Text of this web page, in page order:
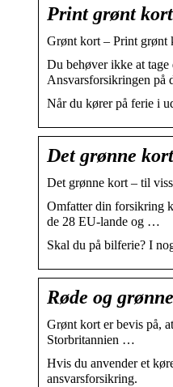
Print grønt
Grønt kort – Print grønt
Du behøver ikke at
Ansvarsforsikringen
​​Når du kører på ferie i
Det grønne
Det grønne kort – til
Omfatter din forsikring
de 28 EU-lande og …
Skal du på bilferie? I
Røde og
Grønt kort er bevis på,
Storbritannien …
Hvis du anvender et
ansvarsforsikring.